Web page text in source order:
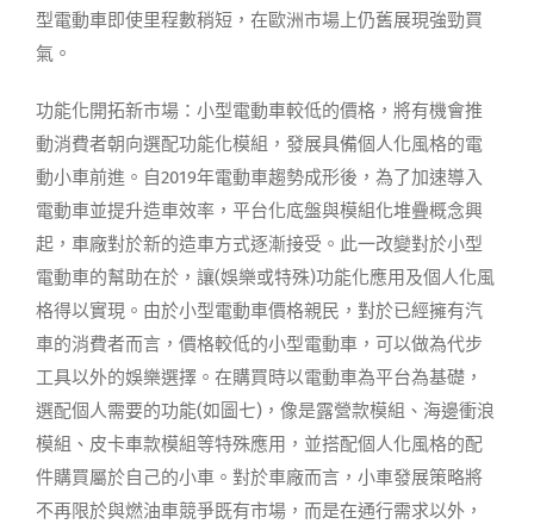
型電動車即使里程數稍短，在歐洲市場上仍舊展現強勁買
氣。
功能化開拓新市場：小型電動車較低的價格，將有機會推
動消費者朝向選配功能化模組，發展具備個人化風格的電
動小車前進。自2019年電動車趨勢成形後，為了加速導入
電動車並提升造車效率，平台化底盤與模組化堆疊概念興
起，車廠對於新的造車方式逐漸接受。此一改變對於小型
電動車的幫助在於，讓(娛樂或特殊)功能化應用及個人化風
格得以實現。由於小型電動車價格親民，對於已經擁有汽
車的消費者而言，價格較低的小型電動車，可以做為代步
工具以外的娛樂選擇。在購買時以電動車為平台為基礎，
選配個人需要的功能(如圖七)，像是露營款模組、海邊衝浪
模組、皮卡車款模組等特殊應用，並搭配個人化風格的配
件購買屬於自己的小車。對於車廠而言，小車發展策略將
不再限於與燃油車競爭既有市場，而是在通行需求以外，